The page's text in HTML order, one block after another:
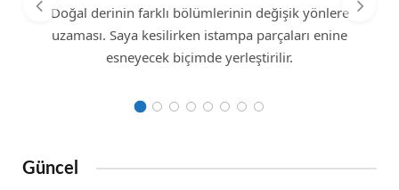
Doğal derinin farklı bölümlerinin değişik yönlere
uzaması. Saya kesilirken istampa parçaları enine
esneyecek biçimde yerleştirilir.
Güncel